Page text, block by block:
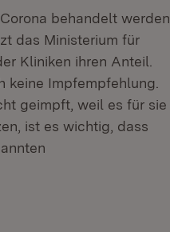
behandelt werden
das Ministerium für
Kliniken ihren Anteil.
keine Impfempfehlung.
geimpft, weil es für sie
ist es wichtig, dass